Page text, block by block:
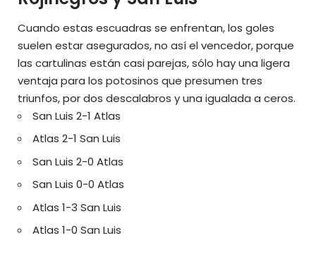
Cuando estas escuadras se enfrentan, los goles
suelen estar asegurados, no así el vencedor, porque
las cartulinas están casi parejas, sólo hay una ligera
ventaja para los potosinos que presumen tres
triunfos, por dos descalabros y una igualada a ceros.
San Luis 2-1 Atlas
Atlas 2-1 San Luis
San Luis 2-0 Atlas
San Luis 0-0 Atlas
Atlas 1-3 San Luis
Atlas 1-0 San Luis